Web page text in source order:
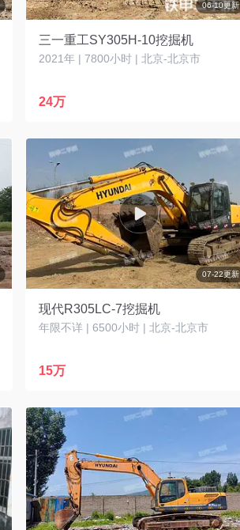
06-10更新
三一重工SY305H-10挖掘机
2021年 | 7800小时 | 北京-北京市
24万
07-22更新
现代R305LC-7挖掘机
年限不详 | 6500小时 | 北京-北京市
15万